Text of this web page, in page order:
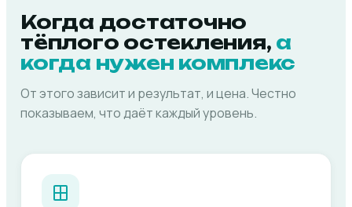
Когда достаточно
тёплого остекления, а
когда нужен комплекс
От этого зависит и результат, и цена. Честно
показываем, что даёт каждый уровень.